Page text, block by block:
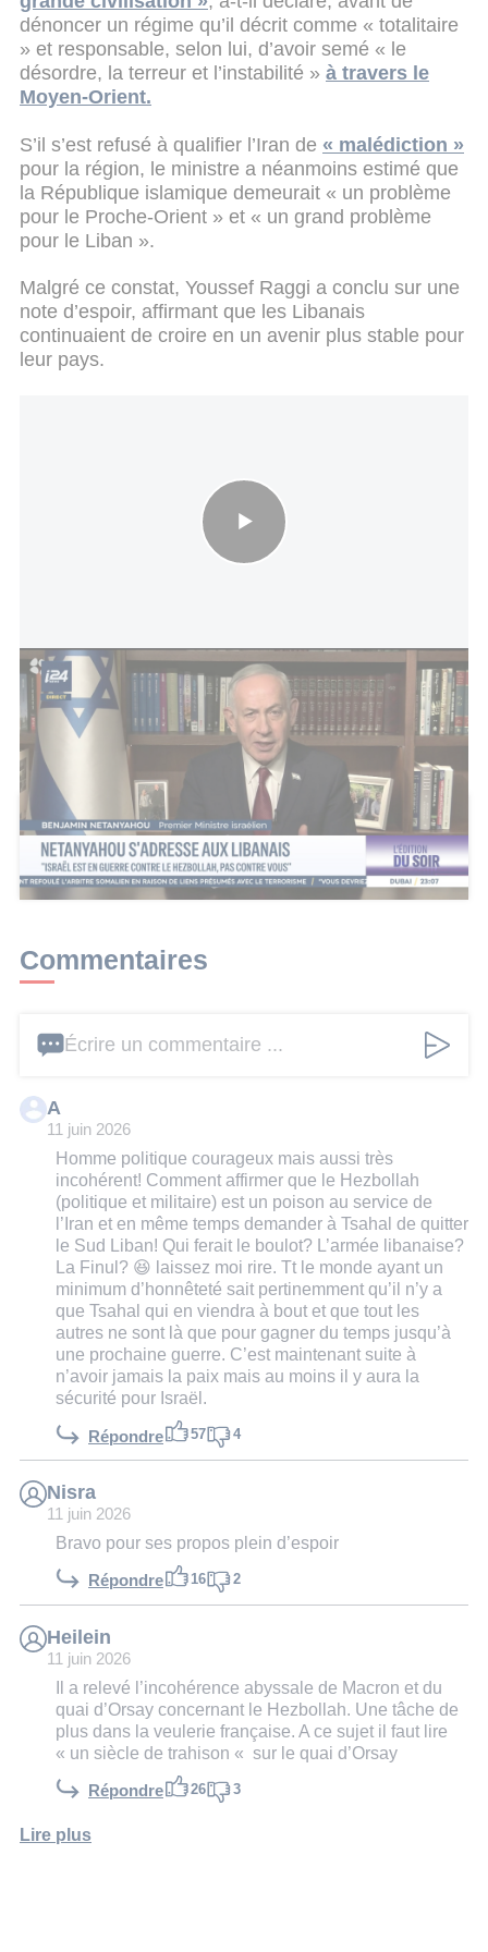
dénoncer un régime qu’il décrit comme « totalitaire
» et responsable, selon lui, d’avoir semé « le
désordre, la terreur et l’instabilité » à travers le
Moyen-Orient.
S’il s’est refusé à qualifier l’Iran de « malédiction »
pour la région, le ministre a néanmoins estimé que
la République islamique demeurait « un problème
pour le Proche-Orient » et « un grand problème
pour le Liban ».
Malgré ce constat, Youssef Raggi a conclu sur une
note d’espoir, affirmant que les Libanais
continuaient de croire en un avenir plus stable pour
leur pays.
Netanyahou s'adresse aux Libanais : "Israël est en guerre contre
le Hezbollah, pas contre vous"
Cet article a reçu 16 commentaires
Ajouter un commentaire
Commentaires
Écrire un commentaire ...
A
11 juin 2026
Homme politique courageux mais aussi très
incohérent! Comment affirmer que le Hezbollah
(politique et militaire) est un poison au service de
l’Iran et en même temps demander à Tsahal de quitter
le Sud Liban! Qui ferait le boulot? L’armée libanaise?
La Finul? 😆 laissez moi rire. Tt le monde ayant un
minimum d’honnêteté sait pertinemment qu’il n’y a
que Tsahal qui en viendra à bout et que tout les
autres ne sont là que pour gagner du temps jusqu’à
une prochaine guerre. C’est maintenant suite à
n’avoir jamais la paix mais au moins il y aura la
sécurité pour Israël.
Répondre 57 4
Nisra
11 juin 2026
Bravo pour ses propos plein d’espoir
Répondre 16 2
Heilein
11 juin 2026
Il a relevé l’incohérence abyssale de Macron et du
quai d’Orsay concernant le Hezbollah. Une tâche de
plus dans la veulerie française. A ce sujet il faut lire
« un siècle de trahison « sur le quai d’Orsay
Répondre 26 3
Lire plus